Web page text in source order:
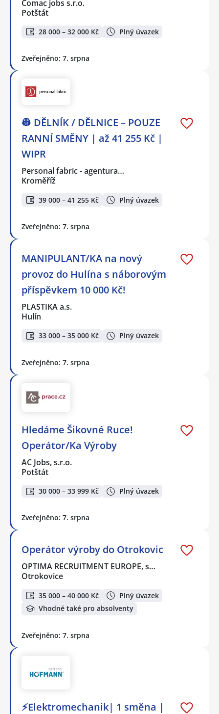
Comac jobs s.r.o.
Potštát
28 000 – 32 000 Kč Plný úvazek
Zveřejněno: 7. srpna
👷 DĚLNÍK / DĚLNICE – POUZE
RANNÍ SMĚNY | až 41 255 Kč |
WIPR
Personal fabric - agentura…
Kroměříž
39 000 – 41 255 Kč Plný úvazek
Zveřejněno: 7. srpna
MANIPULANT/KA na nový
provoz do Hulína s náborovým
příspěvkem 10 000 Kč!
PLASTIKA a.s.
Hulín
33 000 – 35 000 Kč Plný úvazek
Zveřejněno: 7. srpna
Hledáme Šikovné Ruce!
Operátor/Ka Výroby
AC Jobs, s.r.o.
Potštát
30 000 – 33 999 Kč Plný úvazek
Zveřejněno: 7. srpna
Operátor výroby do Otrokovic
OPTIMA RECRUITMENT EUROPE, s…
Otrokovice
35 000 – 40 000 Kč
Plný úvazek
Vhodné také pro absolventy
Zveřejněno: 7. srpna
⚡Elektromechanik| 1 směna |